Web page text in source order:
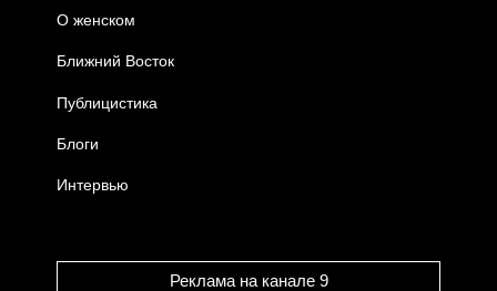
О женском
Ближний Восток
Публицистика
Блоги
Интервью
Реклама на канале 9